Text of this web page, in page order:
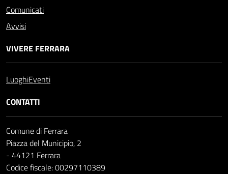
Comunicati
Avvisi
VIVERE FERRARA
LuoghiEventi
CONTATTI
Comune di Ferrara
Piazza del Municipio, 2
- 44121 Ferrara
Codice fiscale: 00297110389